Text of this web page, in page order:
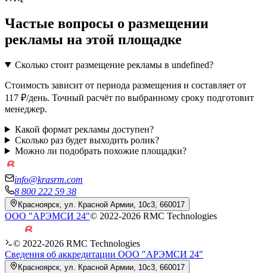
Частые вопросы о размещении
рекламы на этой площадке
Сколько стоит размещение рекламы в undefined?
Стоимость зависит от периода размещения и составляет от
117 ₽/день. Точный расчёт по выбранному сроку подготовит
менеджер.
Какой формат рекламы доступен?
Сколько раз будет выходить ролик?
Можно ли подобрать похожие площадки?
info@krasrm.com
8 800 222 59 38
Красноярск, ул. Красной Армии, 10с3, 660017
ООО "АРЭМСИ 24"© 2022-2026 RMC Technologies
© 2022-2026 RMC Technologies
Сведения об аккредитации ООО "АРЭМСИ 24"
Красноярск, ул. Красной Армии, 10с3, 660017